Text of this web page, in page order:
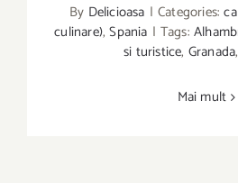
By Delicioasa | Categories:
culinare),Spania | Tags:
si turistice, Granada,
Mai mult